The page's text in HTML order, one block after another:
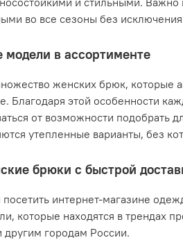
во все сезоны без
модели в ассортименте
женских брюк, которые
Благодаря этой особенности
от возможности
утепленные варианты, без
брюки с быстрой
интернет-магазине
которые находятся в трендах
городам России.